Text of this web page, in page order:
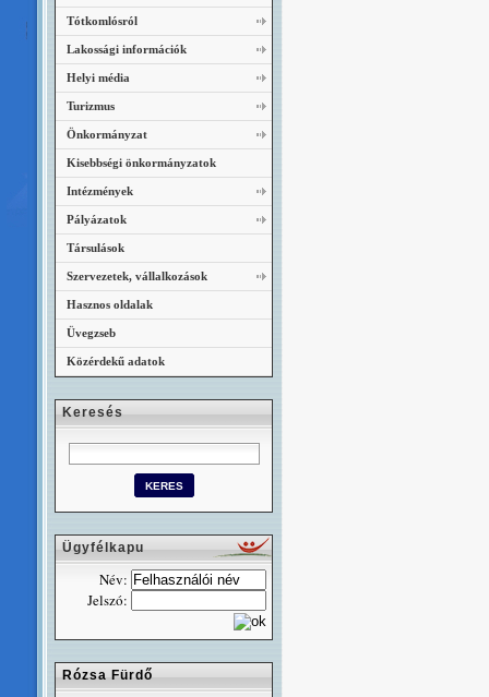
Tótkomlósról
Lakossági információk
Helyi média
Turizmus
Önkormányzat
Kisebbségi önkormányzatok
Intézmények
Pályázatok
Társulások
Szervezetek, vállalkozások
Hasznos oldalak
Üvegzseb
Közérdekű adatok
Keresés
Ügyfélkapu
Név:
Jelszó:
Rózsa Fürdő